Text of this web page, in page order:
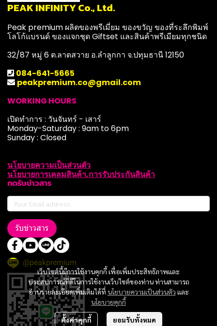
เว็บไซต์นี้มีการใช้งานคุกกี้ เพื่อเพิ่มประสิทธิภาพและ
ประสบการณ์ที่ดีในการใช้งานเว็บไซต์ของท่าน ท่านสามารถ
อ่านรายละเอียดเพิ่มเติมได้ที่ นโยบายความเป็นส่วนตัว และ
นโยบายคุกกี้
ตั้งค่าคุกกี้ ยอมรับทั้งหมด
PEAK INFINITY Co., Ltd.
Peak premium ผลิตของพรีเมี่ยม ของขวัญ ของที่ระลึกพิมพ์
โลโก้แบรนด์ ของแจกชุด Giftset และสินค้าพรีเมียมทุกชนิด
32/87 หมู่ 6 ต.ลาดสวาย อ.ลำลูกกา จ.ปทุมธานี 12150
084-641-5665
peakpremium.co@gmail.com
WORKING HOURS
เปิดทำการ : วันจันทร์ - เสาร์
Monday-Saturday : 9am to 6pm
Sunday : Closed
นโยบายความเป็นส่วนตัว
นโยบายการเคลมสินค้า,การรับประกันสินค้า
กดรับข่าวสาร
รับข่าวสาร
@peakpremium